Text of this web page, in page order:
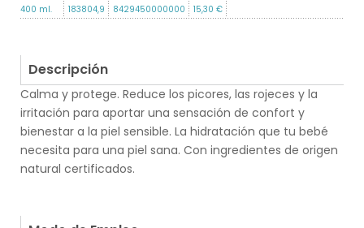
400 ml.
183804,9
8429450000000
15,30 €
Descripción
Calma y protege. Reduce los picores, las rojeces y la
irritación para aportar una sensación de confort y
bienestar a la piel sensible. La hidratación que tu bebé
necesita para una piel sana. Con ingredientes de origen
natural certificados.